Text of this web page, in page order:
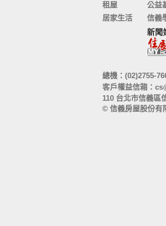
租屋
居家生活
公益
信義
新聞
總機：(02)2755-
客戶權益信箱：
110 台北市信義區
© 信義房屋股份有